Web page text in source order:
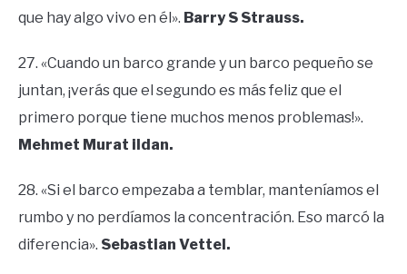
que hay algo vivo en él». Barry S Strauss.
27. «Cuando un barco grande y un barco pequeño se
juntan, ¡verás que el segundo es más feliz que el
primero porque tiene muchos menos problemas!».
Mehmet Murat ildan.
28. «Si el barco empezaba a temblar, manteníamos el
rumbo y no perdíamos la concentración. Eso marcó la
diferencia». Sebastian Vettel.